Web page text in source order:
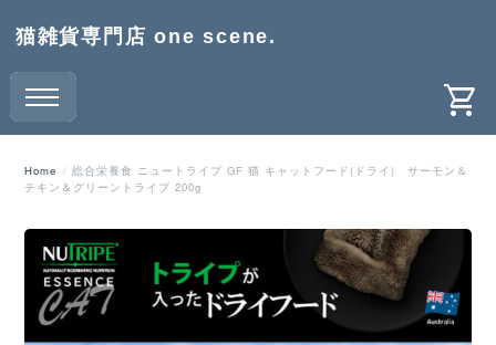
猫雑貨専門店 one scene.
Home
総合栄養食 ニュートライプ GF 猫 キャットフード(ドライ) サーモン＆
チキン＆グリーントライプ 200g